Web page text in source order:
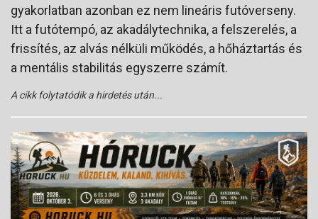
gyakorlatban azonban ez nem lineáris futóverseny.
Itt a futótempó, az akadálytechnika, a felszerelés, a
frissítés, az alvás nélküli működés, a hőháztartás és
a mentális stabilitás egyszerre számít.
A cikk folytatódik a hirdetés után...